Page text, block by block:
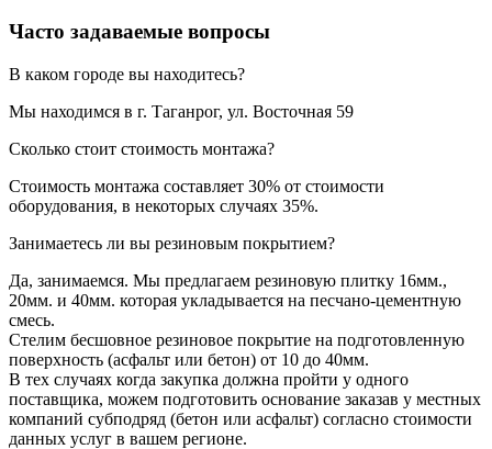
Часто задаваемые вопросы
В каком городе вы находитесь?
Мы находимся в г. Таганрог, ул. Восточная 59
Сколько стоит стоимость монтажа?
Стоимость монтажа составляет 30% от стоимости
оборудования, в некоторых случаях 35%.
Занимаетесь ли вы резиновым покрытием?
Да, занимаемся. Мы предлагаем резиновую плитку 16мм.,
20мм. и 40мм. которая укладывается на песчано-цементную
смесь.
Стелим бесшовное резиновое покрытие на подготовленную
поверхность (асфальт или бетон) от 10 до 40мм.
В тех случаях когда закупка должна пройти у одного
поставщика, можем подготовить основание заказав у местных
компаний субподряд (бетон или асфальт) согласно стоимости
данных услуг в вашем регионе.